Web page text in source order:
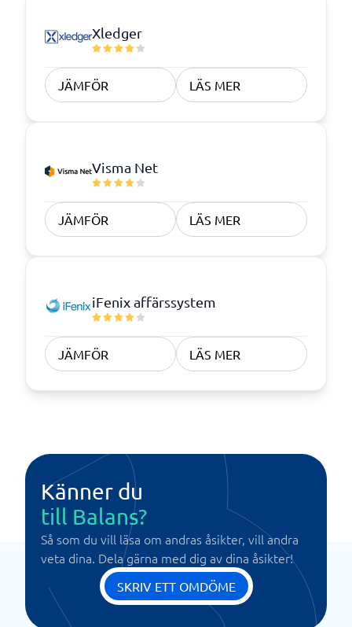
Xledger
JÄMFÖR LÄS MER
Visma Net
JÄMFÖR LÄS MER
iFenix affärssystem
JÄMFÖR LÄS MER
Känner du
till Balans?
Så som du vill läsa om andras åsikter, vill andra
veta dina. Dela gärna med dig av dina åsikter!
SKRIV ETT OMDÖME